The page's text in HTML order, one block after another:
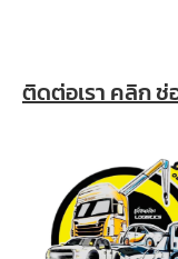
ติดต่อเรา คลิก ช่